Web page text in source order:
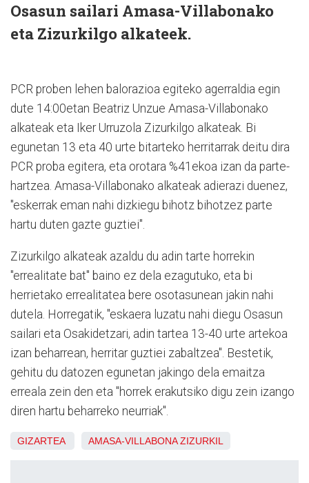
Osasun sailari Amasa-Villabonako
eta Zizurkilgo alkateek.
PCR proben lehen balorazioa egiteko agerraldia egin
dute 14:00etan Beatriz Unzue Amasa-Villabonako
alkateak eta Iker Urruzola Zizurkilgo alkateak. Bi
egunetan 13 eta 40 urte bitarteko herritarrak deitu dira
PCR proba egitera, eta orotara %41ekoa izan da parte-
hartzea. Amasa-Villabonako alkateak adierazi duenez,
"eskerrak eman nahi dizkiegu bihotz bihotzez parte
hartu duten gazte guztiei".
Zizurkilgo alkateak azaldu du adin tarte horrekin
"errealitate bat" baino ez dela ezagutuko, eta bi
herrietako errealitatea bere osotasunean jakin nahi
dutela. Horregatik, "eskaera luzatu nahi diegu Osasun
sailari eta Osakidetzari, adin tartea 13-40 urte artekoa
izan beharrean, herritar guztiei zabaltzea". Bestetik,
gehitu du datozen egunetan jakingo dela emaitza
erreala zein den eta "horrek erakutsiko digu zein izango
diren hartu beharreko neurriak".
GIZARTEA AMASA-VILLABONA ZIZURKIL